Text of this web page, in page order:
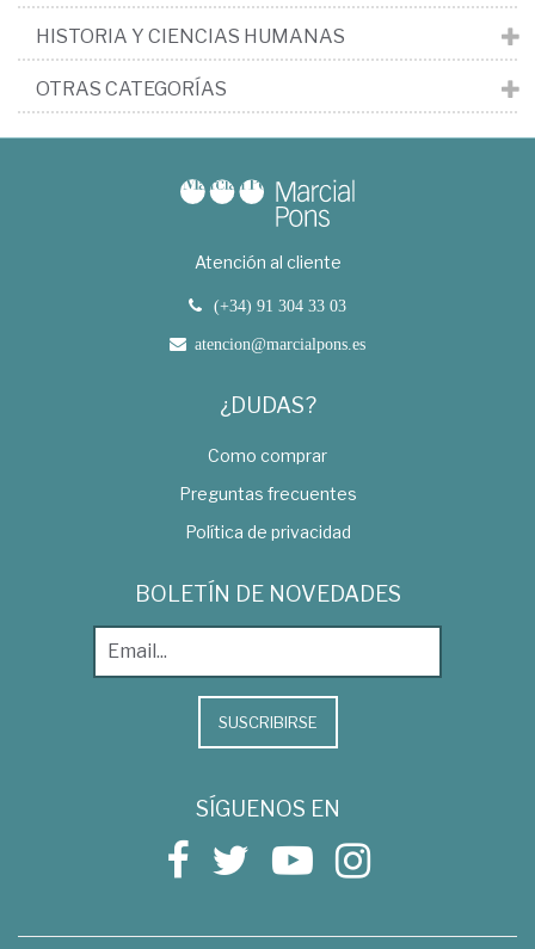
HISTORIA Y CIENCIAS HUMANAS
OTRAS CATEGORÍAS
Atención al cliente
(+34) 91 304 33 03
atencion@marcialpons.es
¿DUDAS?
Como comprar
Preguntas frecuentes
Política de privacidad
BOLETÍN DE NOVEDADES
SUSCRIBIRSE
SÍGUENOS EN